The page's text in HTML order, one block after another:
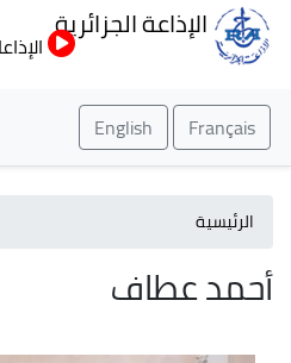
إلى
الإذاعة الجزائرية
الإذاعات
Français
English
الرئيسية
أحمد عطاف